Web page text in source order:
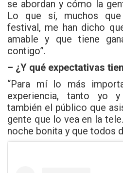
se abordan y cómo la
Lo que sí, muchos
festival, me han dicho
amable y que tiene
contigo”.
– ¿Y qué expectativas
“Para mí lo más
experiencia, tanto yo
también el público que
gente que lo vea en la
noche bonita y que todos